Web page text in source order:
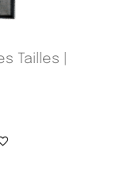
Tailles |